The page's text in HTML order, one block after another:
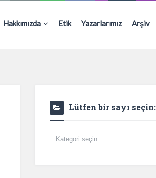
Hakkımızda Etik Yazarlarımız Arşiv
Lütfen bir sayı seçin:
Lütfen